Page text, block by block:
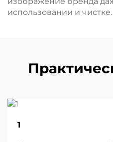
использовании и чистке.
1